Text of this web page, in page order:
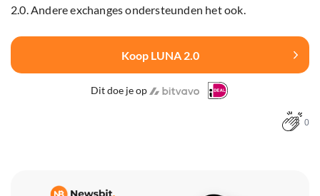
2.0. Andere exchanges ondersteunden het ook.
Koop LUNA 2.0
Dit doe je op
0